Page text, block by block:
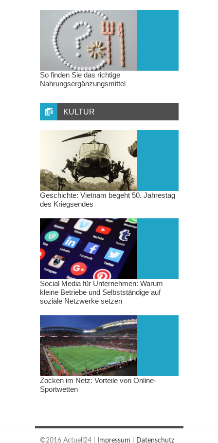
So finden Sie das richtige
Nahrungsergänzungsmittel
KULTUR
Geschichte: Vietnam begeht 50. Jahrestag
des Kriegsendes
Social Media für Unternehmen: Warum
kleine Betriebe und Selbstständige auf
soziale Netzwerke setzen
Zocken im Netz: Vorteile von Online-
Sportwetten
©2016 Actuell24 | Impressum Datenschutz